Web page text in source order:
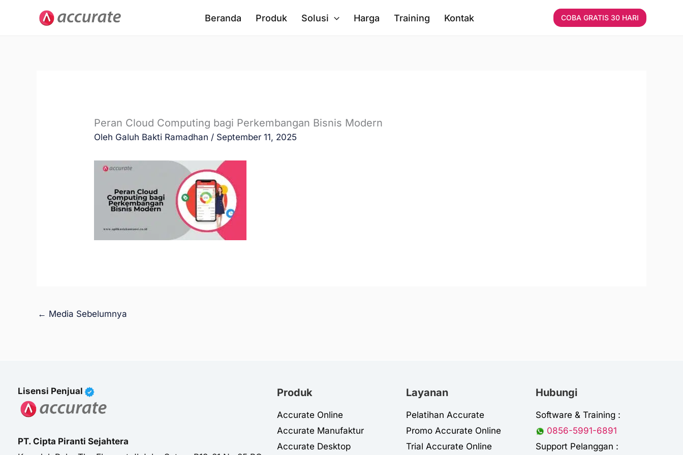
Beranda Produk Solusi Harga Training Kontak COBA GRATIS 30 HARI
Peran Cloud Computing bagi Perkembangan Bisnis Modern
Oleh Galuh Bakti Ramadhan / September 11, 2025
← Media Sebelumnya
Lisensi Penjual
PT. Cipta Piranti Sejahtera
Produk
Accurate Online
Accurate Manufaktur
Accurate Desktop
Layanan
Pelatihan Accurate
Promo Accurate Online
Trial Accurate Online
Hubungi
Software & Training :
0856-5991-6891
Support Pelanggan :